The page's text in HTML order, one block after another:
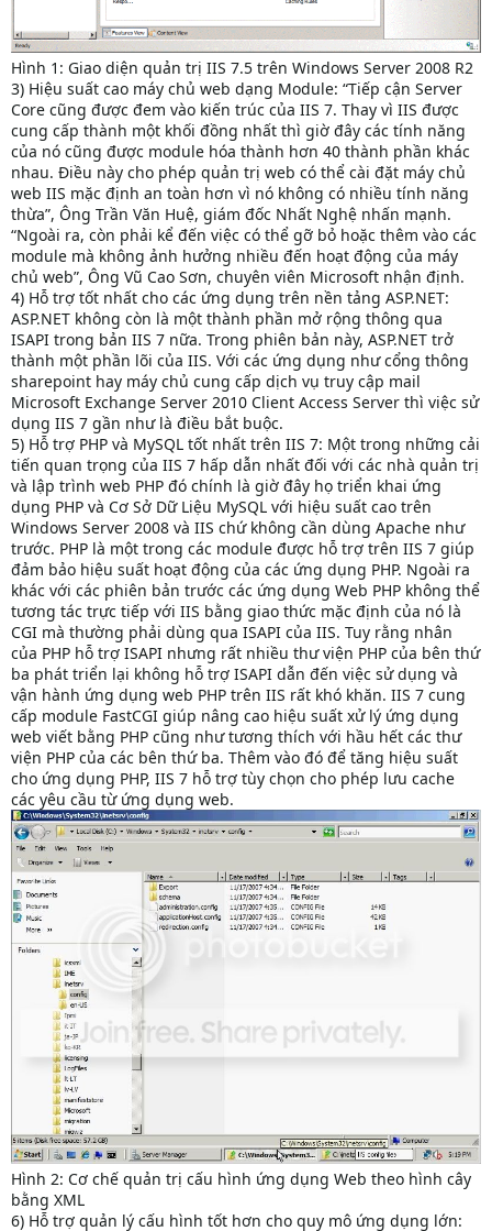
Hình 1: Giao diện quản trị IIS 7.5 trên Windows Server 2008 R2
3) Hiệu suất cao máy chủ web dạng Module: “Tiếp cận Server
Core cũng được đem vào kiến trúc của IIS 7. Thay vì IIS được
cung cấp thành một khối đồng nhất thì giờ đây các tính năng
của nó cũng được module hóa thành hơn 40 thành phần khác
nhau. Điều này cho phép quản trị web có thể cài đặt máy chủ
web IIS mặc định an toàn hơn vì nó không có nhiều tính năng
thừa”, Ông Trần Văn Huệ, giám đốc Nhất Nghệ nhấn mạnh.
“Ngoài ra, còn phải kể đến việc có thể gỡ bỏ hoặc thêm vào các
module mà không ảnh hưởng nhiều đến hoạt động của máy
chủ web”, Ông Vũ Cao Sơn, chuyên viên Microsoft nhận định.
4) Hỗ trợ tốt nhất cho các ứng dụng trên nền tảng ASP.NET:
ASP.NET không còn là một thành phần mở rộng thông qua
ISAPI trong bản IIS 7 nữa. Trong phiên bản này, ASP.NET trở
thành một phần lõi của IIS. Với các ứng dụng như cổng thông
sharepoint hay máy chủ cung cấp dịch vụ truy cập mail
Microsoft Exchange Server 2010 Client Access Server thì việc sử
dụng IIS 7 gần như là điều bắt buộc.
5) Hỗ trợ PHP và MySQL tốt nhất trên IIS 7: Một trong những cải
tiến quan trọng của IIS 7 hấp dẫn nhất đối với các nhà quản trị
và lập trình web PHP đó chính là giờ đây họ triển khai ứng
dụng PHP và Cơ Sở Dữ Liệu MySQL với hiệu suất cao trên
Windows Server 2008 và IIS chứ không cần dùng Apache như
trước. PHP là một trong các module được hỗ trợ trên IIS 7 giúp
đảm bảo hiệu suất hoạt động của các ứng dụng PHP. Ngoài ra
khác với các phiên bản trước các ứng dụng Web PHP không thể
tương tác trực tiếp với IIS bằng giao thức mặc định của nó là
CGI mà thường phải dùng qua ISAPI của IIS. Tuy rằng nhân
của PHP hỗ trợ ISAPI nhưng rất nhiều thư viện PHP của bên thứ
ba phát triển lại không hỗ trợ ISAPI dẫn đến việc sử dụng và
vận hành ứng dụng web PHP trên IIS rất khó khăn. IIS 7 cung
cấp module FastCGI giúp nâng cao hiệu suất xử lý ứng dụng
web viết bằng PHP cũng như tương thích với hầu hết các thư
viện PHP của các bên thứ ba. Thêm vào đó để tăng hiệu suất
cho ứng dụng PHP, IIS 7 hỗ trợ tùy chọn cho phép lưu cache
các yêu cầu từ ứng dụng web.
Hình 2: Cơ chế quản trị cấu hình ứng dụng Web theo hình cây
bằng XML
6) Hỗ trợ quản lý cấu hình tốt hơn cho quy mô ứng dụng lớn: